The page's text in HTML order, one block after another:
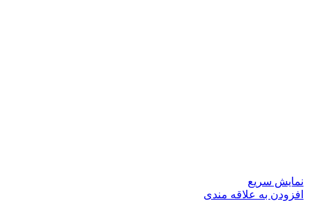
نمایش سریع
افزودن به علاقه مندی